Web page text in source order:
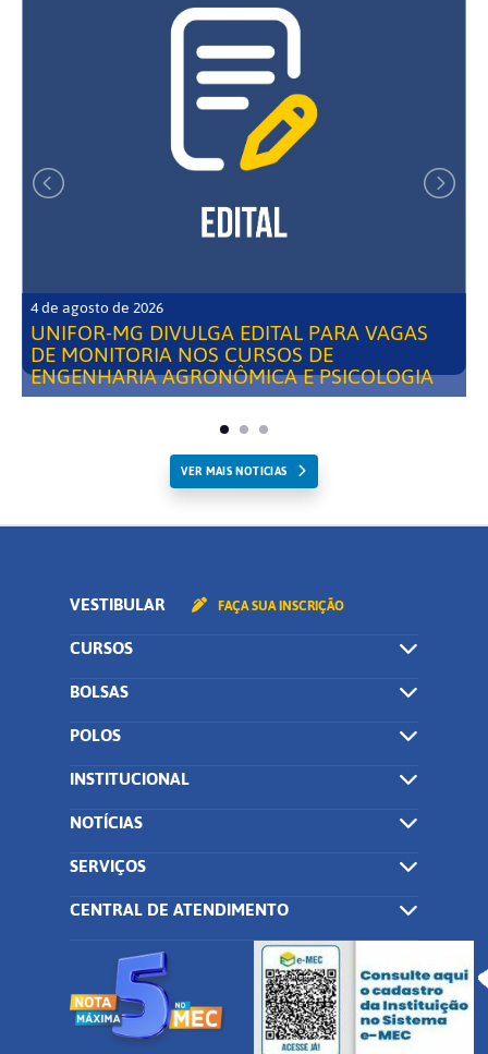
4 de agosto de 2026
UNIFOR-MG DIVULGA EDITAL PARA VAGAS
DE MONITORIA NOS CURSOS DE
ENGENHARIA AGRONÔMICA E PSICOLOGIA
VER MAIS NOTICIAS
VESTIBULAR FAÇA SUA INSCRIÇÃO
CURSOS
BOLSAS
POLOS
INSTITUCIONAL
NOTÍCIAS
SERVIÇOS
CENTRAL DE ATENDIMENTO